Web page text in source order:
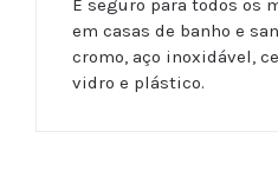
É seguro para todos os
em casas de banho e
cromo, aço inoxidável,
vidro e plástico.